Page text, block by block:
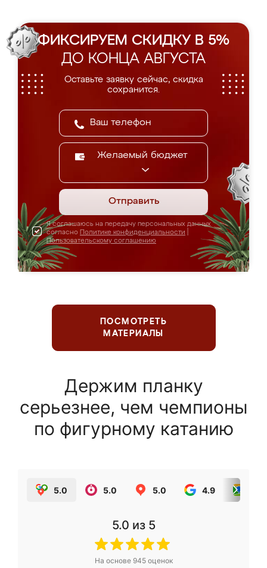
ФИКСИРУЕМ СКИДКУ В 5%
ДО КОНЦА АВГУСТА
Оставьте заявку сейчас, скидка
сохранится.
Желаемый бюджет
Отправить
Я соглашаюсь на передачу персональных данных
согласно Политике конфиденциальности
Пользовательскому соглашению
ПОСМОТРЕТЬ
МАТЕРИАЛЫ
Держим планку
серьезнее, чем чемпионы
по фигурному катанию
5.0 5.0 5.0 4.9
5.0 из 5
На основе 945оценок